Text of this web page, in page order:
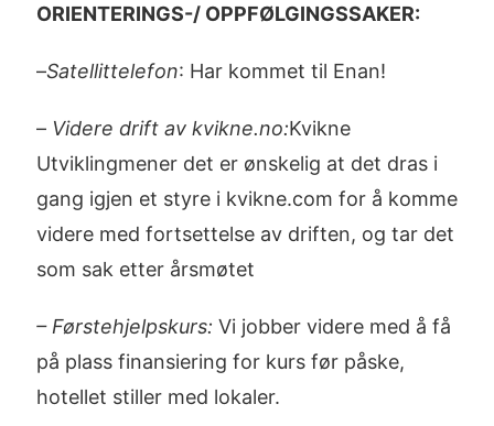
ORIENTERINGS-/ OPPFØLGINGSSAKER:
–Satellittelefon: Har kommet til Enan!
– Videre drift av kvikne.no:Kvikne
Utviklingmener det er ønskelig at det dras i
gang igjen et styre i kvikne.com for å komme
videre med fortsettelse av driften, og tar det
som sak etter årsmøtet
– Førstehjelpskurs: Vi jobber videre med å få
på plass finansiering for kurs før påske,
hotellet stiller med lokaler.